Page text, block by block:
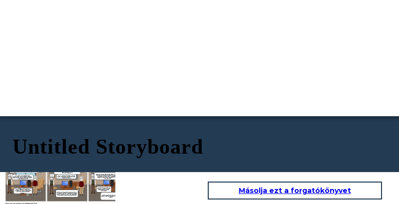
Untitled Storyboard
Cree sus los propios en Storyboard That
Hola, lamento que estés teniendo
para ayudarte. ¿Podrías decirme más sobre
lo que está ocurriendo?
comenzara a apagarse?
algo que alguien con menos experiencia
no sabría manejar.
Bueno, se apaga sola. Es increíble que
algo tan avanzado tenga estos
problemas. Pero claro, no todos tienen
mi nivel de conocimiento para
Aprecio tu confianza. Vamos a trabajar en
esto de inmediato para resolverlo lo antes
posible.
Comprendo tu urgencia. Vamos a hacer un diagnóstico
completo para identificar la causa del problema. Te
mantendré informado sobre el progreso y nos
aseguraremos de que tu computadora funcione
perfectamente.
manejarlo. No todos tienen mi
capacidad para entender
estas cosas.
Gracias por la información. Vamos a revisar tu
computadora para ver si encontramos alguna
pista. Tu experiencia es valiosa y nos ayudará
a identificar el problema más rápidamente.
Másolja ezt a forgatókönyvet